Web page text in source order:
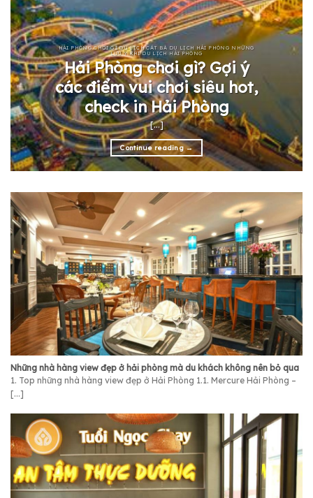
HẢI PHÒNG CHƠI GÌ DU LỊCH CÁT BÀ DU LỊCH HẢI PHÒNG NHỮNG
LƯU Ý KHI DU LỊCH HẢI PHÒNG
Hải Phòng chơi gì? Gợi ý
các điểm vui chơi siêu hot,
check in Hải Phòng
[...]
Continue reading→
Những nhà hàng view đẹp ở hải phòng mà du khách không nên bỏ qua
1. Top những nhà hàng view đẹp ở Hải Phòng 1.1. Mercure Hải Phòng –
[...]